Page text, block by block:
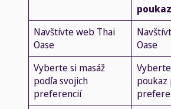
Navštívte web Thai
Oase
Oase
Vyberte si masáž
podľa svojich
preferencií
poukaz